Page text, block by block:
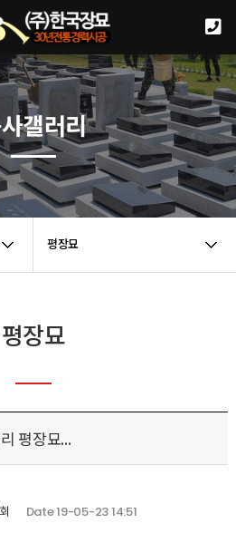
평장묘
갤러리
평장묘
평장묘...
Date 19-05-23 14:51